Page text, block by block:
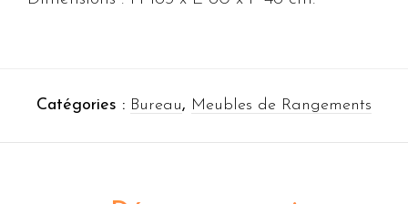
Catégories : Bureau, Meubles de Rangements